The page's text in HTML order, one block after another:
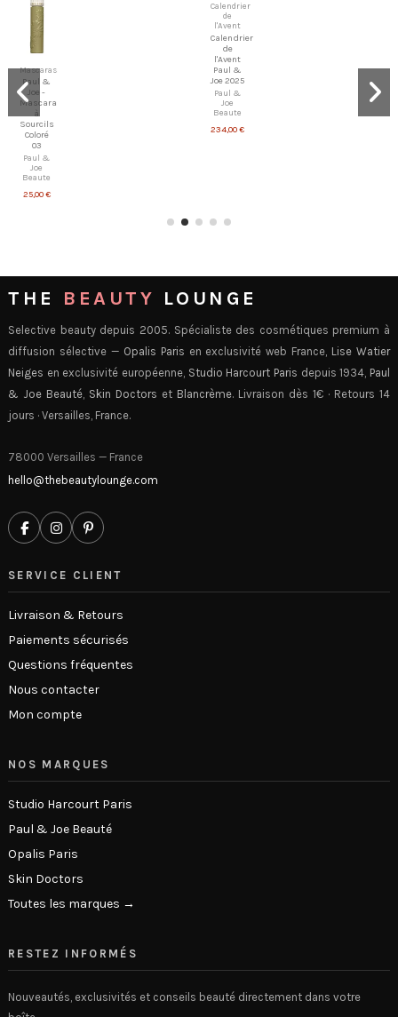
Mascaras
Paul &
Joe -
Mascara
à
Sourcils
Coloré
03
Paul &
Joe
Beaute
25,00 €
Calendrier
de
l'Avent
Calendrier
de
l'Avent
Paul &
Joe 2025
Paul &
Joe
Beaute
234,00 €
THE BEAUTY LOUNGE
Selective beauty depuis 2005. Spécialiste des cosmétiques premium à
diffusion sélective — Opalis Paris en exclusivité web France, Lise Watier
Neiges en exclusivité européenne, Studio Harcourt Paris depuis 1934, Paul
& Joe Beauté, Skin Doctors et Blancrème. Livraison dès 1€ · Retours 14
jours · Versailles, France.
78000 Versailles — France
hello@thebeautylounge.com
SERVICE CLIENT
Livraison & Retours
Paiements sécurisés
Questions fréquentes
Nous contacter
Mon compte
NOS MARQUES
Studio Harcourt Paris
Paul & Joe Beauté
Opalis Paris
Skin Doctors
Toutes les marques →
RESTEZ INFORMÉS
Nouveautés, exclusivités et conseils beauté directement dans votre